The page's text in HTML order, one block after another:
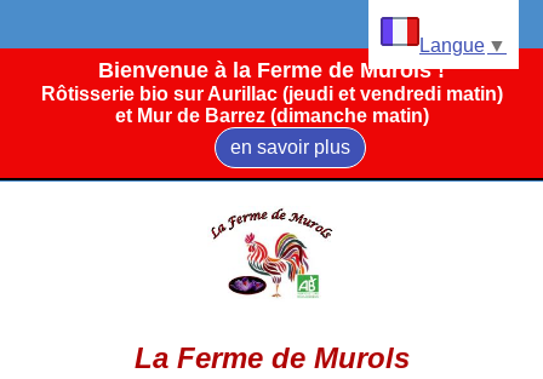
Bienvenue à la Ferme de Murols !
Rôtisserie bio sur Aurillac (jeudi et vendredi matin)
et Mur de Barrez (dimanche matin)
en savoir plus
La Ferme de Murols
Langue ▼